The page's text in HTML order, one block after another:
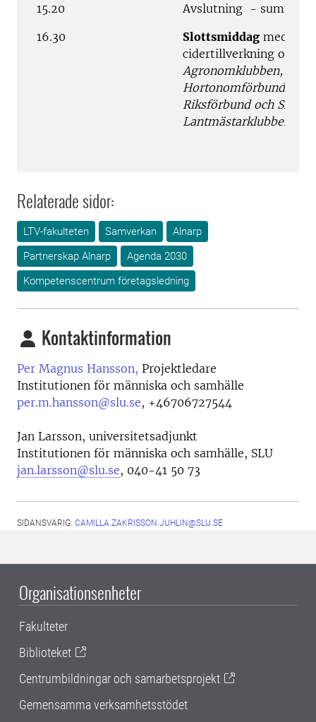
15.20
16.30
Avslutning -
Slottsmiddag med
cidertillverkning och
Agronomklubben,
Hortonomförbund,
Riksförbund och
Lantmästarklubben
Relaterade sidor:
LTV-fakulteten Samverkan
Alnarp
Partnerskap Alnarp
Agenda 2030
Kompetenscentrum företagsledning
Kontaktinformation
Per Magnus Hansson, Projektledare
Institutionen för människa och samhälle
per.m.hansson@slu.se, +46706727544
Jan Larsson, universitetsadjunkt
Institutionen för människa och samhälle, SLU
jan.larsson@slu.se, 040-41 50 73
SIDANSVARIG: CAMILLA.ZAKRISSON.JUHLIN@SLU.SE
Organisationsenheter
Fakulteter
Biblioteket
Centrumbildningar och samarbetsprojekt
Gemensamma verksamhetsstödet